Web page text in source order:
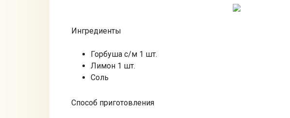
Ингредиенты
Горбуша с/м 1 шт.
Лимон 1 шт.
Соль
Способ приготовления